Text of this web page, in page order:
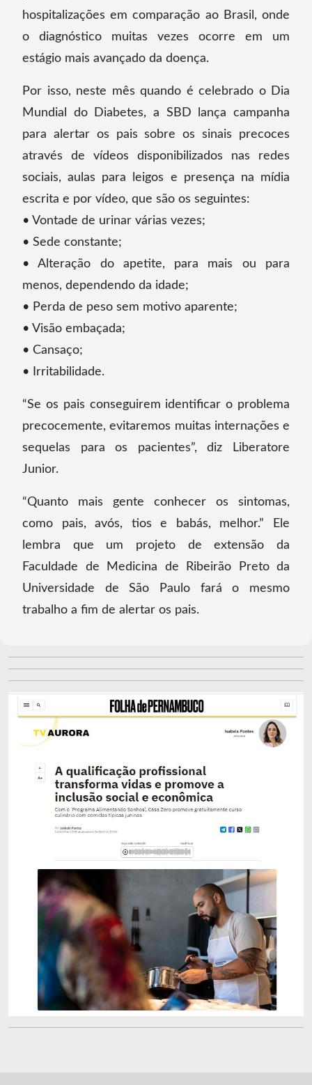
hospitalizações em comparação ao Brasil, onde
o diagnóstico muitas vezes ocorre em um
estágio mais avançado da doença.
Por isso, neste mês quando é celebrado o Dia
Mundial do Diabetes, a SBD lança campanha
para alertar os pais sobre os sinais precoces
através de vídeos disponibilizados nas redes
sociais, aulas para leigos e presença na mídia
escrita e por vídeo, que são os seguintes:
•⁠ ⁠Vontade de urinar várias vezes;
•⁠ ⁠Sede constante;
•⁠ ⁠Alteração do apetite, para mais ou para
menos, dependendo da idade;
•⁠ ⁠Perda de peso sem motivo aparente;
•⁠ ⁠Visão embaçada;
•⁠ ⁠Cansaço;
•⁠ ⁠Irritabilidade.
“Se os pais conseguirem identificar o problema
precocemente, evitaremos muitas internações e
sequelas para os pacientes”, diz Liberatore
Junior.
“Quanto mais gente conhecer os sintomas,
como pais, avós, tios e babás, melhor.” Ele
lembra que um projeto de extensão da
Faculdade de Medicina de Ribeirão Preto da
Universidade de São Paulo fará o mesmo
trabalho a fim de alertar os pais.